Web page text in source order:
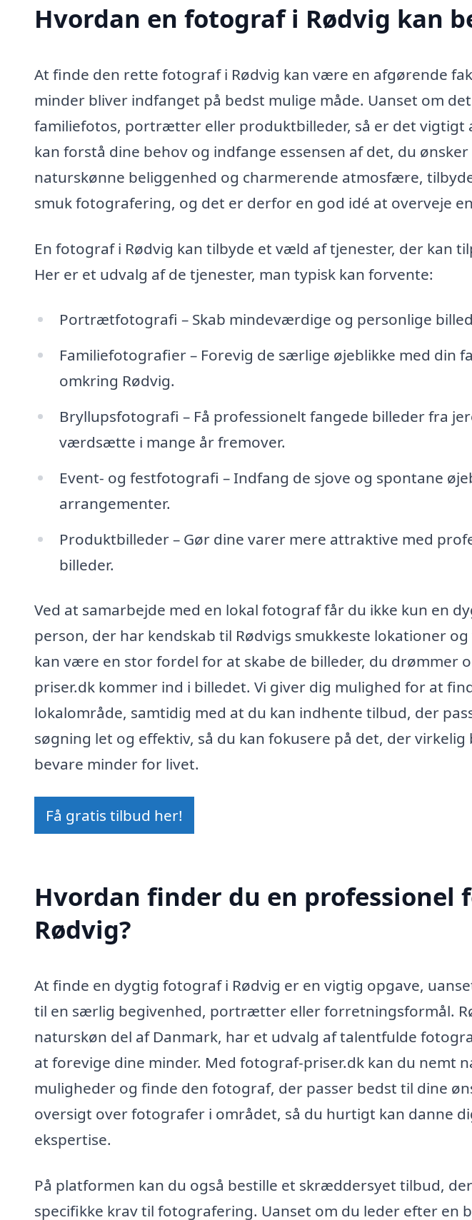
Hvordan en fotograf i Rødvig kan
At finde den rette fotograf i Rødvig kan være en afgørende
minder bliver indfanget på bedst mulige måde. Uanset om
familiefotos, portrætter eller produktbilleder, så er det vigtigt
kan forstå dine behov og indfange essensen af det, du
naturskønne beliggenhed og charmerende atmosfære,
smuk fotografering, og det er derfor en god idé at overveje
En fotograf i Rødvig kan tilbyde et væld af tjenester, der kan
Her er et udvalg af de tjenester, man typisk kan forvente:
Portrætfotografi – Skab mindeværdige og personlige
Familiefotografier – Forevig de særlige øjeblikke med din
omkring Rødvig.
Bryllupsfotografi – Få professionelt fangede billeder fra
værdsætte i mange år fremover.
Event- og festfotografi – Indfang de sjove og spontane
arrangementer.
Produktbilleder – Gør dine varer mere attraktive med
billeder.
Ved at samarbejde med en lokal fotograf får du ikke kun en
person, der har kendskab til Rødvigs smukkeste lokationer
kan være en stor fordel for at skabe de billeder, du drømmer
priser.dk kommer ind i billedet. Vi giver dig mulighed for at
lokalområde, samtidig med at du kan indhente tilbud, der
søgning let og effektiv, så du kan fokusere på det, der
bevare minder for livet.
Få gratis tilbud her!
Hvordan finder du en professionel
Rødvig?
At finde en dygtig fotograf i Rødvig er en vigtig opgave,
til en særlig begivenhed, portrætter eller forretningsformål.
naturskøn del af Danmark, har et udvalg af talentfulde
at forevige dine minder. Med fotograf-priser.dk kan du nemt
muligheder og finde den fotograf, der passer bedst til dine
oversigt over fotografer i området, så du hurtigt kan danne
ekspertise.
På platformen kan du også bestille et skræddersyet tilbud,
specifikke krav til fotografering. Uanset om du leder efter en